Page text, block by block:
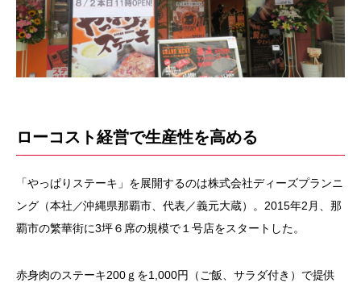
ローコスト経営で生産性を高める
「やっぱりステーキ」を展開するのは株式会社ディーズプランニ
ング（本社／沖縄県那覇市、代表／義元大蔵）。 2015年2 月、那
覇市の繁華街に3坪６席の規模で１号店をスタートした。
赤身肉のステーキ200 ｇを1,000円（ご飯、サラダ付き）で提供